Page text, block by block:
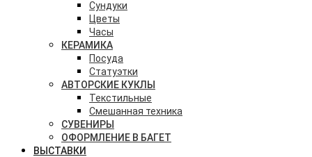
Сундуки
Цветы
Часы
КЕРАМИКА
Посуда
Статуэтки
АВТОРСКИЕ КУКЛЫ
Текстильные
Смешанная техника
СУВЕНИРЫ
ОФОРМЛЕНИЕ В БАГЕТ
ВЫСТАВКИ